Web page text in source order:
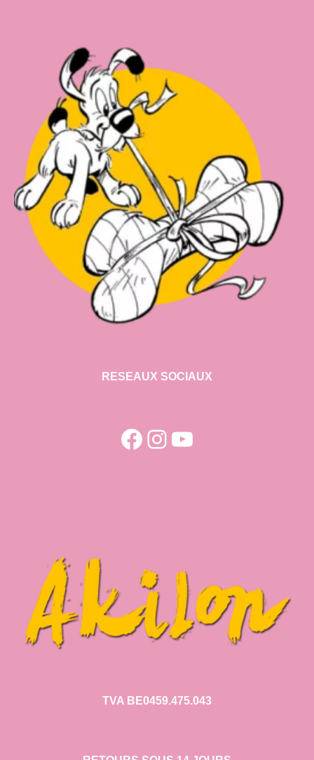
RESEAUX SOCIAUX
Facebook
Instagram
YouTube
TVA BE0459.475.043